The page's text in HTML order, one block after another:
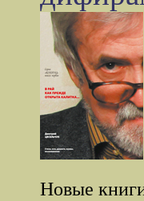
Новые